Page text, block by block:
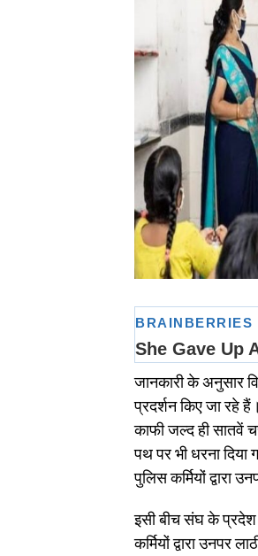
जानकारी के अनुसार
प्रदर्शन किए जा रहे
काफी जल्द ही सातवें
पथ पर भी धरना दिया
पुलिस कर्मियों द्वारा
इसी बीच संघ के प्रदेश
कर्मियों द्वारा उनपर